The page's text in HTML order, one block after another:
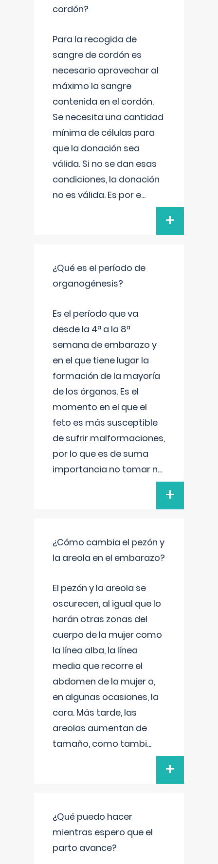
cordón?
Para la recogida de
sangre de cordón es
necesario aprovechar al
máximo la sangre
contenida en el cordón.
Se necesita una cantidad
mínima de células para
que la donación sea
válida. Si no se dan esas
condiciones, la donación
no es válida. Es por e...
+
¿Qué es el período de
organogénesis?
Es el período que va
desde la 4ª a la 8ª
semana de embarazo y
en el que tiene lugar la
formación de la mayoría
de los órganos. Es el
momento en el que el
feto es más susceptible
de sufrir malformaciones,
por lo que es de suma
importancia no tomar n...
+
¿Cómo cambia el pezón y
la areola en el embarazo?
El pezón y la areola se
oscurecen, al igual que lo
harán otras zonas del
cuerpo de la mujer como
la línea alba, la línea
media que recorre el
abdomen de la mujer o,
en algunas ocasiones, la
cara. Más tarde, las
areolas aumentan de
tamaño, como tambi...
+
¿Qué puedo hacer
mientras espero que el
parto avance?